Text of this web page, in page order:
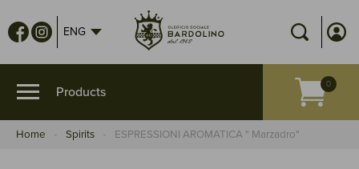
ENG
Home Spirits ESPRESSIONI AROMATICA " Marzadro"